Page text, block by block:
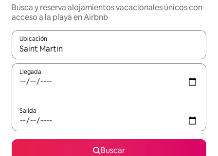
Busca y reserva alojamientos vacacionales únicos con
acceso a la playa en Airbnb
Ubicación
Cuando los resultados estén disponibles, navega con las
Llegada
Salida
Buscar